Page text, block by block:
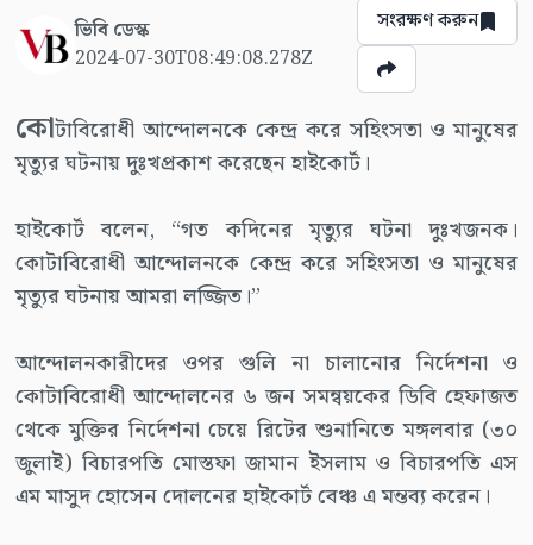
ভিবি ডেস্ক
2024-07-30T08:49:08.278Z
সংরক্ষণ করুন
কোটাবিরোধী আন্দোলনকে কেন্দ্র করে সহিংসতা ও মানুষের
মৃত্যুর ঘটনায় দুঃখপ্রকাশ করেছেন হাইকোর্ট।
হাইকোর্ট বলেন, “গত কদিনের মৃত্যুর ঘটনা দুঃখজনক।
কোটাবিরোধী আন্দোলনকে কেন্দ্র করে সহিংসতা ও মানুষের
মৃত্যুর ঘটনায় আমরা লজ্জিত।”
আন্দোলনকারীদের ওপর গুলি না চালানোর নির্দেশনা ও
কোটাবিরোধী আন্দোলনের ৬ জন সমন্বয়কের ডিবি হেফাজত
থেকে মুক্তির নির্দেশনা চেয়ে রিটের শুনানিতে মঙ্গলবার (৩০
জুলাই) বিচারপতি মোস্তফা জামান ইসলাম ও বিচারপতি এস
এম মাসুদ হোসেন দোলনের হাইকোর্ট বেঞ্চ এ মন্তব্য করেন।